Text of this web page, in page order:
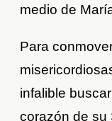
medio de
Para
infalible
corazón de su